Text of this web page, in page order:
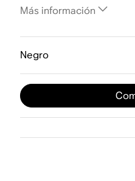
Más información
Negro